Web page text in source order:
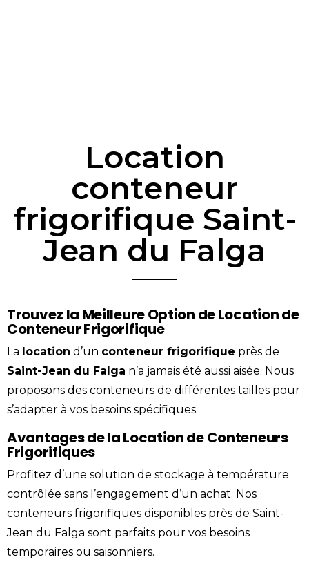
Location
conteneur
frigorifique Saint-
Jean du Falga
Trouvez la Meilleure Option de Location de
Conteneur Frigorifique
La location d’un conteneur frigorifique près de
Saint-Jean du Falga n’a jamais été aussi aisée. Nous
proposons des conteneurs de différentes tailles pour
s’adapter à vos besoins spécifiques.
Avantages de la Location de Conteneurs
Frigorifiques
Profitez d’une solution de stockage à température
contrôlée sans l’engagement d’un achat. Nos
conteneurs frigorifiques disponibles près de Saint-
Jean du Falga sont parfaits pour vos besoins
temporaires ou saisonniers.